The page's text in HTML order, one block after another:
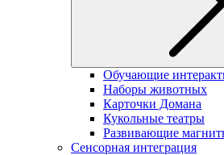
Обучающие
Наборы животных
Карточки Домана
Кукольные театры
Развивающие
Сенсорная интеграция